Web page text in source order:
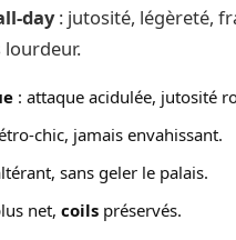
day: jutosité, légèreté,
: attaque acidulée, jutosité
chic, jamais envahissant.
sans geler le palais.
net,coils préservés.